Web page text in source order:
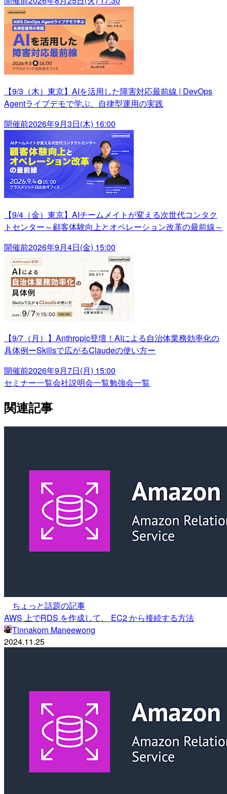
【9/3（木）東京】AIを活用した障害対応最前線 | DevOps
Agentライブデモで学ぶ、自律型運用の実践
開催前2026年9月3日(木) 16:00
【9/4（金）東京】AIチームメイトが変える次世代コンタク
トセンター～顧客体験向上とオペレーション改革の最前線～
開催前2026年9月4日(金) 15:00
【9/7（月）】Anthropic登壇！AIによる自治体業務効率化の
具体例ーSkillsで広がるClaudeの使い方ー
開催前2026年9月7日(月) 15:00
セミナー一覧会社説明会一覧勉強会一覧
関連記事
ちょっと話題の記事
AWS 上でRDS を作成して、 EC2 から接続する方法
Tinnakorn Maneewong
2024.11.25